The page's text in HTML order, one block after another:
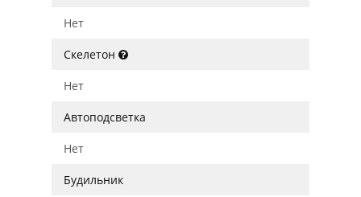
Нет
Скелетон
Нет
Автоподсветка
Нет
Будильник